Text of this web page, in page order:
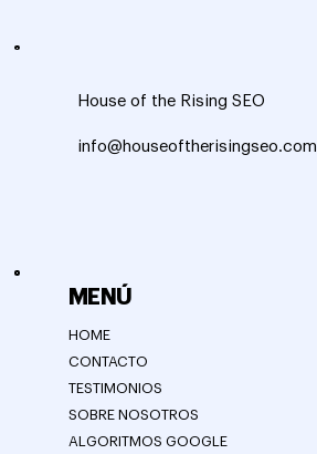
MENÚ
HOME
CONTACTO
TESTIMONIOS
SOBRE NOSOTROS
ALGORITMOS GOOGLE
House of the Rising SEO
info@houseoftherisingseo.com